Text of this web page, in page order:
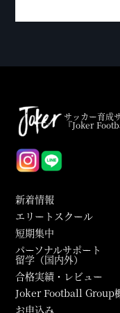
サッカー育成
『Joker
新着情報
エリートスクール
短期集中
パーソナルサポート
留学（国内外）
合格実績・レビュー
Joker Football Group
お申込み